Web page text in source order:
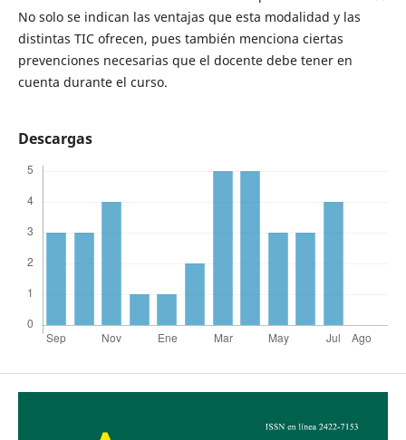
No solo se indican las ventajas que esta modalidad y las
distintas TIC ofrecen, pues también menciona ciertas
prevenciones necesarias que el docente debe tener en
cuenta durante el curso.
Descargas